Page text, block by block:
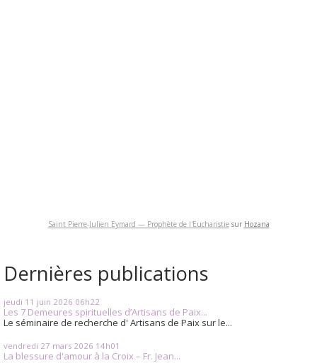
Saint Pierre-Julien Eymard — Prophète de l'Eucharistiesur Hozana
Dernières publications
jeudi 11 juin 2026 06h22
Les 7 Demeures spirituelles d’Artisans de Paix...
Le séminaire de recherche d' Artisans de Paix sur le...
vendredi 27 mars 2026 14h01
La blessure d'amour à la Croix – Fr. Jean...